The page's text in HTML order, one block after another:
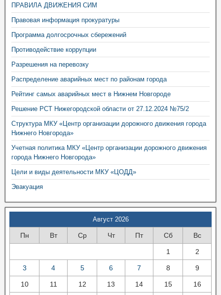
ПРАВИЛА ДВИЖЕНИЯ СИМ
Правовая информация прокуратуры
Программа долгосрочных сбережений
Противодействие коррупции
Разрешения на перевозку
Распределение аварийных мест по районам города
Рейтинг самых аварийных мест в Нижнем Новгороде
Решение РСТ Нижегородской области от 27.12.2024 №75/2
Структура МКУ «Центр организации дорожного движения города
Нижнего Новгорода»
Учетная политика МКУ «Центр организации дорожного движения
города Нижнего Новгорода»
Цели и виды деятельности МКУ «ЦОДД»
Эвакуация
Август 2026
Пн Вт Ср Чт Пт Сб Вс
1 2
3 4 5 6 7 8 9
10 11 12 13 14 15 16